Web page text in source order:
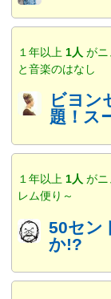
１年以上 1人 がニ
と音楽のはなし
ビヨン
題！ス
１年以上 1人 が
レム便り～
50セン
か!?